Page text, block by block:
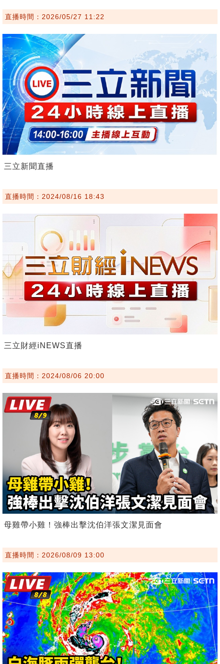
直播時間：2026/05/27 11:22
三立新聞直播
直播時間：2024/08/16 18:43
三立財經iNEWS直播
直播時間：2024/08/06 20:00
母雞帶小雞！強棒出擊沈伯洋張文潔見面會
直播時間：2026/08/09 13:00